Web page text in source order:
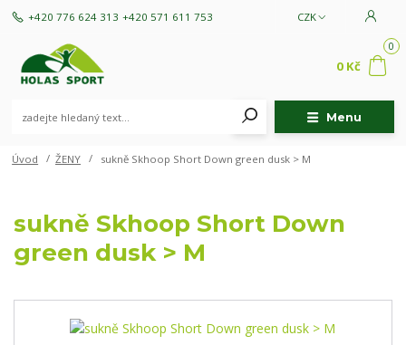
Menu
CZK
+420 776 624 313 +420 571 611 753
0
0 Kč
Úvod ŽENY sukně Skhoop Short Down green dusk > M
sukně Skhoop Short Down
green dusk > M